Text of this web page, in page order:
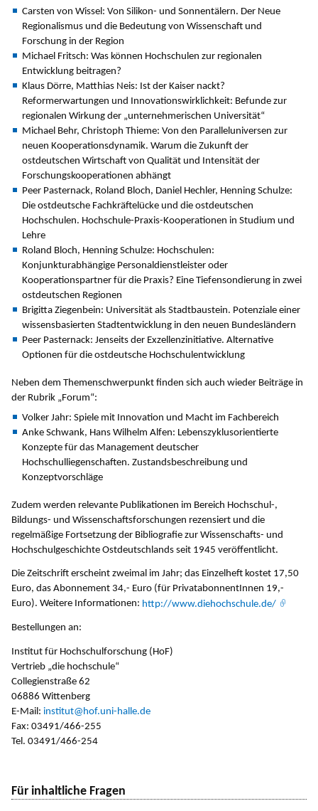
Carsten von Wissel: Von Silikon- und Sonnentälern. Der Neue
Regionalismus und die Bedeutung von Wissenschaft und
Forschung in der Region
Michael Fritsch: Was können Hochschulen zur regionalen
Entwicklung beitragen?
Klaus Dörre, Matthias Neis: Ist der Kaiser nackt?
Reformerwartungen und Innovationswirklichkeit: Befunde zur
regionalen Wirkung der „unternehmerischen Universität“
Michael Behr, Christoph Thieme: Von den Paralleluniversen zur
neuen Kooperationsdynamik. Warum die Zukunft der
ostdeutschen Wirtschaft von Qualität und Intensität der
Forschungskooperationen abhängt
Peer Pasternack, Roland Bloch, Daniel Hechler, Henning Schulze:
Die ostdeutsche Fachkräftelücke und die ostdeutschen
Hochschulen. Hochschule-Praxis-Kooperationen in Studium und
Lehre
Roland Bloch, Henning Schulze: Hochschulen:
Konjunkturabhängige Personaldienstleister oder
Kooperationspartner für die Praxis? Eine Tiefensondierung in zwei
ostdeutschen Regionen
Brigitta Ziegenbein: Universität als Stadtbaustein. Potenziale einer
wissensbasierten Stadtentwicklung in den neuen Bundesländern
Peer Pasternack: Jenseits der Exzellenzinitiative. Alternative
Optionen für die ostdeutsche Hochschulentwicklung
Neben dem Themenschwerpunkt finden sich auch wieder Beiträge in
der Rubrik „Forum“:
Volker Jahr: Spiele mit Innovation und Macht im Fachbereich
Anke Schwank, Hans Wilhelm Alfen: Lebenszyklusorientierte
Konzepte für das Management deutscher
Hochschulliegenschaften. Zustandsbeschreibung und
Konzeptvorschläge
Zudem werden relevante Publikationen im Bereich Hochschul-,
Bildungs- und Wissenschaftsforschungen rezensiert und die
regelmäßige Fortsetzung der Bibliografie zur Wissenschafts- und
Hochschulgeschichte Ostdeutschlands seit 1945 veröffentlicht.
Die Zeitschrift erscheint zweimal im Jahr; das Einzelheft kostet 17,50
Euro, das Abonnement 34,- Euro (für PrivatabonnentInnen 19,-
Euro). Weitere Informationen: http://www.diehochschule.de/
Bestellungen an:
Institut für Hochschulforschung (HoF)
Vertrieb „die hochschule“
Collegienstraße 62
06886 Wittenberg
E-Mail: institut@hof.uni-halle.de
Fax: 03491/466-255
Tel. 03491/466-254
Für inhaltliche Fragen